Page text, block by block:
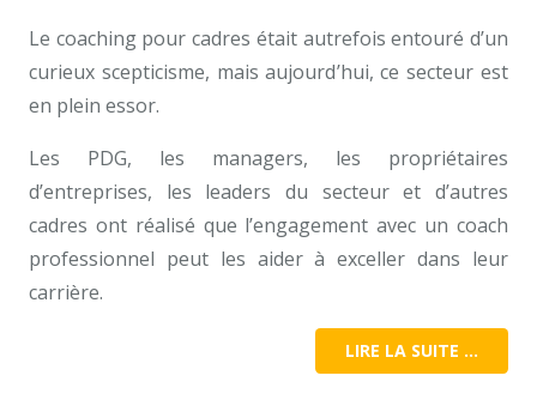
Le coaching pour cadres était autrefois entouré d’un
curieux scepticisme, mais aujourd’hui, ce secteur est
en plein essor.
Les PDG, les managers, les propriétaires
d’entreprises, les leaders du secteur et d’autres
cadres ont réalisé que l’engagement avec un coach
professionnel peut les aider à exceller dans leur
carrière.
LIRE LA SUITE …